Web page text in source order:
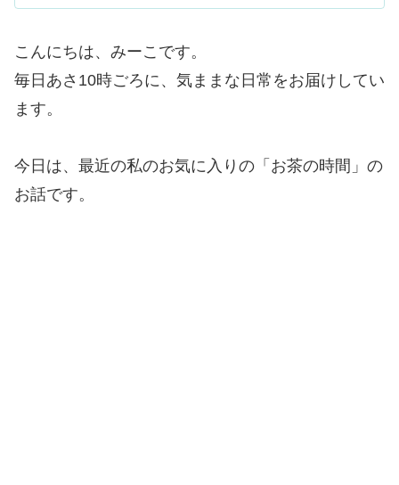
こんにちは、みーこです。
毎日あさ10時ごろに、気ままな日常をお届けしてい
ます。
今日は、最近の私のお気に入りの「お茶の時間」の
お話です。